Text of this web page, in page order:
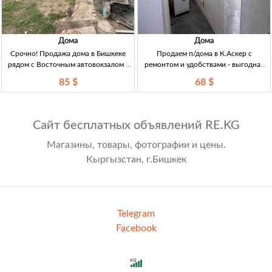
Дома
Срочно! Продажа дома в Бишкеке
рядом с Восточным автовокзалом -
Восточного автовокзала, 2к+кух, 3,5
85 $
Дома
Продаем п/дома в К.Аскер с
ремонтом и удобствами - выгодная
ремонт, площадь 40кв.м., 2 комнаты,
68 $
Сайт бесплатных объявлений RE.KG
Магазины, товары, фотографии и цены.
Кыргызстан, г.Бишкек
Telegram
Facebook